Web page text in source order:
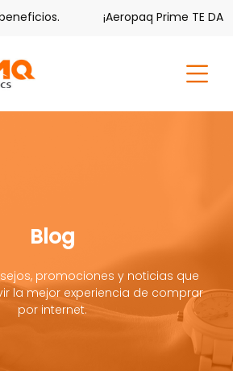
¡Aeropaq Prime TE DA MÁS!
Blog
promociones y noticias que
la mejor experiencia de comprar
por internet.